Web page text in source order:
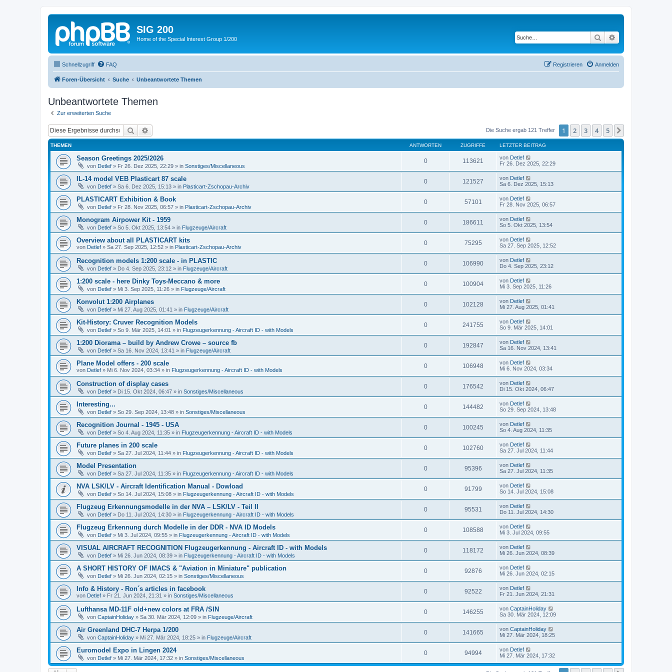
SIG 200
Home of the Special Interest Group 1/200 Suche
Schnellzugriff FAQ Anmelden
Registrieren
Foren-Übersicht Suche Unbeantwortete Themen
Unbeantwortete Themen
Zur erweiterten Suche
Suche Die Suche ergab 121 Treffer 1 2 3 4 5
THEMEN ANTWORTEN ZUGRIFFE LETZTER BEITRAG
Season Greetings 2025/2026
von Detlef » Fr 26. Dez 2025, 22:29 » in Sonstiges/Miscellaneous
0 113621 von Detlef
Fr 26. Dez 2025, 22:29
IL-14 model VEB Plasticart 87 scale
von Detlef » Sa 6. Dez 2025, 15:13 » in Plasticart-Zschopau-Archiv
0 121527 von Detlef
Sa 6. Dez 2025, 15:13
PLASTICART Exhibition & Book
von Detlef » Fr 28. Nov 2025, 06:57 » in Plasticart-Zschopau-Archiv
0 57101 von Detlef
Fr 28. Nov 2025, 06:57
Monogram Airpower Kit - 1959
von Detlef » So 5. Okt 2025, 13:54 » in Flugzeuge/Aircraft
0 186611 von Detlef
So 5. Okt 2025, 13:54
Overview about all PLASTICART kits
von Detlef » Sa 27. Sep 2025, 12:52 » in Plasticart-Zschopau-Archiv
0 75295 von Detlef
Sa 27. Sep 2025, 12:52
Recognition models 1:200 scale - in PLASTIC
von Detlef » Do 4. Sep 2025, 23:12 » in Flugzeuge/Aircraft
0 106990 von Detlef
Do 4. Sep 2025, 23:12
1:200 scale - here Dinky Toys-Meccano & more
von Detlef » Mi 3. Sep 2025, 11:26 » in Flugzeuge/Aircraft
0 100904 von Detlef
Mi 3. Sep 2025, 11:26
Konvolut 1:200 Airplanes
von Detlef » Mi 27. Aug 2025, 01:41 » in Flugzeuge/Aircraft
0 102128 von Detlef
Mi 27. Aug 2025, 01:41
Kit-History: Cruver Recognition Models
von Detlef » So 9. Mär 2025, 14:01 » in Flugzeugerkennung - Aircraft ID - with Models
0 241755 von Detlef
So 9. Mär 2025, 14:01
1:200 Diorama – build by Andrew Crowe – source fb
von Detlef » Sa 16. Nov 2024, 13:41 » in Flugzeuge/Aircraft
0 192847 von Detlef
Sa 16. Nov 2024, 13:41
Plane Model offers - 200 scale
von Detlef » Mi 6. Nov 2024, 03:34 » in Flugzeugerkennung - Aircraft ID - with Models
0 106948 von Detlef
Mi 6. Nov 2024, 03:34
Construction of display cases
von Detlef » Di 15. Okt 2024, 06:47 » in Sonstiges/Miscellaneous
0 176542 von Detlef
Di 15. Okt 2024, 06:47
Interesting...
von Detlef » So 29. Sep 2024, 13:48 » in Sonstiges/Miscellaneous
0 144482 von Detlef
So 29. Sep 2024, 13:48
Recognition Journal - 1945 - USA
von Detlef » So 4. Aug 2024, 11:35 » in Flugzeugerkennung - Aircraft ID - with Models
0 100245 von Detlef
So 4. Aug 2024, 11:35
Future planes in 200 scale
von Detlef » Sa 27. Jul 2024, 11:44 » in Flugzeugerkennung - Aircraft ID - with Models
0 102760 von Detlef
Sa 27. Jul 2024, 11:44
Model Presentation
von Detlef » Sa 27. Jul 2024, 11:35 » in Flugzeugerkennung - Aircraft ID - with Models
0 95396 von Detlef
Sa 27. Jul 2024, 11:35
NVA LSK/LV - Aircraft Identification Manual - Dowload
von Detlef » So 14. Jul 2024, 15:08 » in Flugzeugerkennung - Aircraft ID - with Models
0 91799 von Detlef
So 14. Jul 2024, 15:08
Flugzeug Erkennungsmodelle in der NVA – LSK/LV - Teil II
von Detlef » Do 11. Jul 2024, 14:30 » in Flugzeugerkennung - Aircraft ID - with Models
0 95531 von Detlef
Do 11. Jul 2024, 14:30
Flugzeug Erkennung durch Modelle in der DDR - NVA ID Models
von Detlef » Mi 3. Jul 2024, 09:55 » in Flugzeugerkennung - Aircraft ID - with Models
0 108588 von Detlef
Mi 3. Jul 2024, 09:55
VISUAL AIRCRAFT RECOGNITION Flugzeugerkennung - Aircraft ID - with Models
von Detlef » Mi 26. Jun 2024, 08:39 » in Flugzeugerkennung - Aircraft ID - with Models
0 118172 von Detlef
Mi 26. Jun 2024, 08:39
A SHORT HISTORY OF IMACS & "Aviation in Miniature" publication
von Detlef » Mi 26. Jun 2024, 02:15 » in Sonstiges/Miscellaneous
0 92876 von Detlef
Mi 26. Jun 2024, 02:15
Info & History - Ron´s articles in facebook
von Detlef » Fr 21. Jun 2024, 21:31 » in Sonstiges/Miscellaneous
0 92522 von Detlef
Fr 21. Jun 2024, 21:31
Lufthansa MD-11F old+new colors at FRA /SIN
von CaptainHoliday » Sa 30. Mär 2024, 12:09 » in Flugzeuge/Aircraft
0 146255 von CaptainHoliday
Sa 30. Mär 2024, 12:09
Air Greenland DHC-7 Herpa 1/200
von CaptainHoliday » Mi 27. Mär 2024, 18:25 » in Flugzeuge/Aircraft
0 141665 von CaptainHoliday
Mi 27. Mär 2024, 18:25
Euromodel Expo in Lingen 2024
von Detlef » Mi 27. Mär 2024, 17:32 » in Sonstiges/Miscellaneous
0 94994 von Detlef
Mi 27. Mär 2024, 17:32